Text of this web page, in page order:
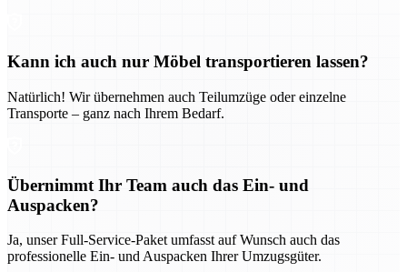
Kann ich auch nur Möbel transportieren lassen?
Natürlich! Wir übernehmen auch Teilumzüge oder einzelne
Transporte – ganz nach Ihrem Bedarf.
Übernimmt Ihr Team auch das Ein- und
Auspacken?
Ja, unser Full-Service-Paket umfasst auf Wunsch auch das
professionelle Ein- und Auspacken Ihrer Umzugsgüter.